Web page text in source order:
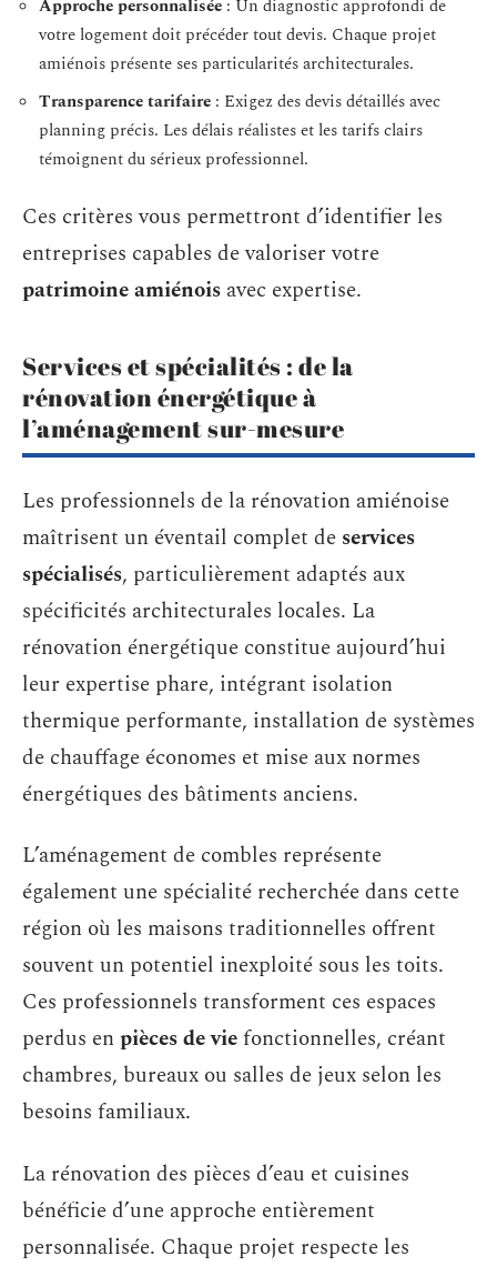
Approche personnalisée : Un diagnostic approfondi de
votre logement doit précéder tout devis. Chaque projet
amiénois présente ses particularités architecturales.
Transparence tarifaire : Exigez des devis détaillés avec
planning précis. Les délais réalistes et les tarifs clairs
témoignent du sérieux professionnel.
Ces critères vous permettront d’identifier les
entreprises capables de valoriser votre
patrimoine amiénois avec expertise.
Services et spécialités : de la
rénovation énergétique à
l’aménagement sur-mesure
Les professionnels de la rénovation amiénoise
maîtrisent un éventail complet de services
spécialisés, particulièrement adaptés aux
spécificités architecturales locales. La
rénovation énergétique constitue aujourd’hui
leur expertise phare, intégrant isolation
thermique performante, installation de systèmes
de chauffage économes et mise aux normes
énergétiques des bâtiments anciens.
L’aménagement de combles représente
également une spécialité recherchée dans cette
région où les maisons traditionnelles offrent
souvent un potentiel inexploité sous les toits.
Ces professionnels transforment ces espaces
perdus enpièces de viefonctionnelles, créant
chambres, bureaux ou salles de jeux selon les
besoins familiaux.
La rénovation des pièces d’eau et cuisines
bénéficie d’une approche entièrement
personnalisée. Chaque projet respecte les